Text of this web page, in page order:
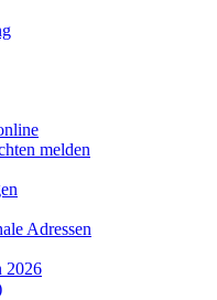
melden
Adressen
2026